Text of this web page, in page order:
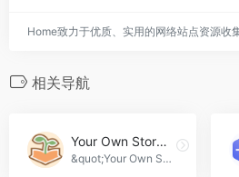
Home致力于优质、实用的网络站点资源收
相关导航
Your Own Story Book
&quot;Your Own Story Book&quot;是一款基于人工智能动力平台的创新应用，它可以帮助您创建独一无二的宠物故事书。通过简单易用的操作，您可以让您的宠物成为主人公，将它的故事与世界分享。本文将详细介绍如何使用&quot;Your Own Story Book&quot;创建您的宠物故事书，Your Own Story Book官网入口网址